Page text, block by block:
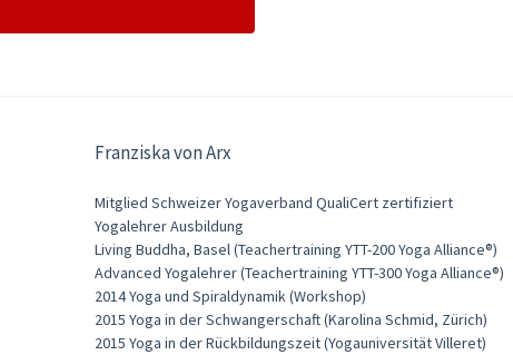
Franziska von Arx
Mitglied Schweizer Yogaverband QualiCert zertifiziert
Yogalehrer Ausbildung
Living Buddha, Basel (Teachertraining YTT-200 Yoga Alliance®)
Advanced Yogalehrer (Teachertraining YTT-300 Yoga Alliance®)
2014 Yoga und Spiraldynamik (Workshop)
2015 Yoga in der Schwangerschaft (Karolina Schmid, Zürich)
2015 Yoga in der Rückbildungszeit (Yogauniversität Villeret)